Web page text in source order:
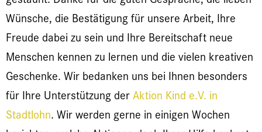
Wünsche, die Bestätigung für unsere Arbeit, Ihre
Freude dabei zu sein und Ihre Bereitschaft neue
Menschen kennen zu lernen und die vielen kreativen
Geschenke. Wir bedanken uns bei Ihnen besonders
für Ihre Unterstützung der Aktion Kind e.V. in
Stadtlohn. Wir werden gerne in einigen Wochen